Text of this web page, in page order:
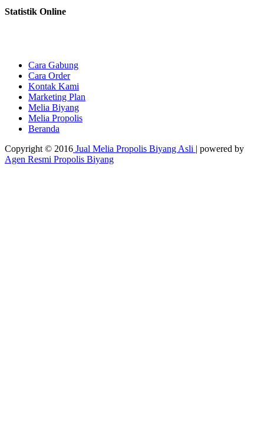
Statistik Online
Cara Gabung
Cara Order
Kontak Kami
Marketing Plan
Melia Biyang
Melia Propolis
Beranda
Copyright © 2016 Jual Melia Propolis Biyang Asli | powered by
Agen Resmi Propolis Biyang